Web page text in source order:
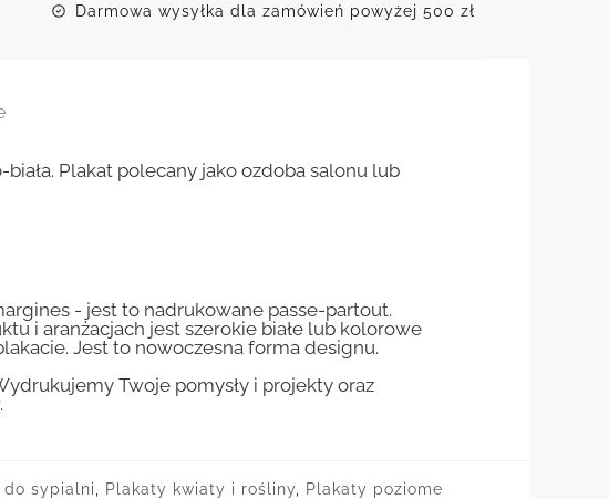
Darmowa wysyłka dla zamówień powyżej 500 zł
Plakat polecany jako ozdoba salonu lub
- jest to nadrukowane passe-partout.
i aranżacjach jest szerokie białe lub kolorowe
Jest to nowoczesna forma designu.
Twoje pomysły i projekty oraz
do sypialni Plakaty kwiaty i rośliny Plakaty poziome